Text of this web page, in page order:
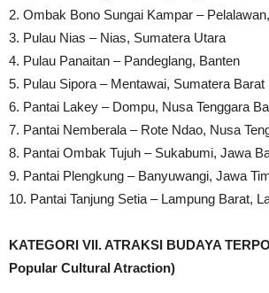
2. Ombak Bono Sungai Kampar –
3. Pulau Nias – Nias, Sumatera Utara
4. Pulau Panaitan – Pandeglang, Banten
5. Pulau Sipora – Mentawai, Sumatera Barat
6. Pantai Lakey – Dompu, Nusa Tenggara
7. Pantai Nemberala – Rote Ndao, Nusa
8. Pantai Ombak Tujuh – Sukabumi, Jawa
9. Pantai Plengkung – Banyuwangi, Jawa
10. Pantai Tanjung Setia – Lampung Barat,
KATEGORI VII. ATRAKSI BUDAYA
Popular Cultural Atraction)